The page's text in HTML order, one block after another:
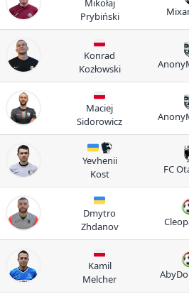
Mikołaj
Prybiński
Konrad
Kozłowski
Maciej
Sidorowicz
Yevhenii
Kost
FC
Dmytro
Zhdanov
Kamil
Melcher